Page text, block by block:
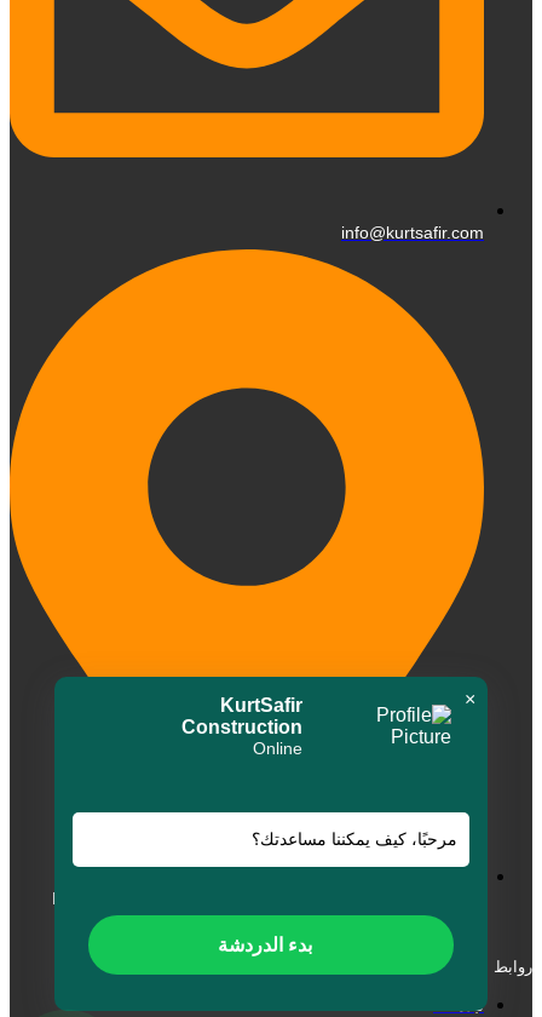
info@kurtsafir.com
Mahmutlar Mh. Barbaros Cd. Euro Residence 5 No:30/C
ALANYA
روابط مفيدة
نبذة عنا
KurtSafir
Construction
Online
×
مرحبًا، كيف يمكننا مساعدتك؟
بدء الدردشة